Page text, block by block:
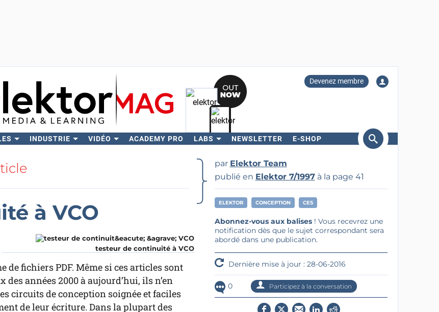
Devenez membre
INDUSTRIE VIDÉO ACADEMY PRO LABS NEWSLETTER E-SHOP
Rechercher
à VCO
testeur de continuité à VCO
fichiers PDF. Même si ces articles sont
années 2000 à aujourd’hui, ils n’en
circuits de conception soignée et faciles
de leur écriture. Dans la plupart des
par Elektor Team
publié en Elektor 7/1997à la page 41
ELEKTOR CONCEPTION CES
Abonnez-vous aux balises! Vous recevrez une
notification dès que le sujet correspondant sera
abordé dans une publication.
Dernière mise à jour : 28-06-2016
0 Participez à la conversation